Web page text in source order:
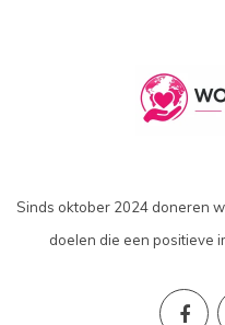
Sinds oktober 2024 doneren
doelen die een positieve